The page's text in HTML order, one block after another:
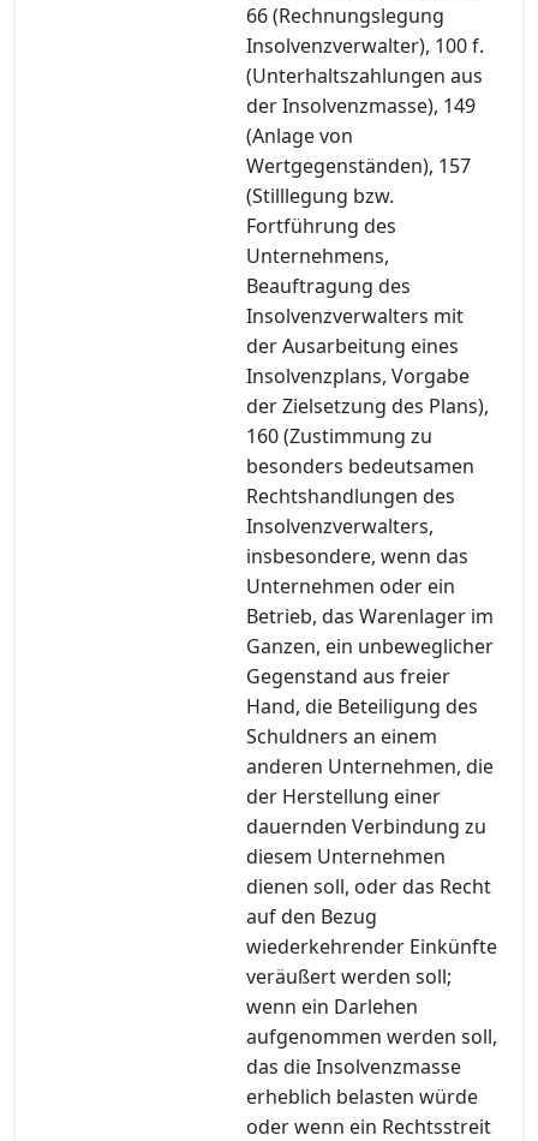
66 (Rechnungslegung
Insolvenzverwalter), 100 f.
(Unterhaltszahlungen aus
der Insolvenzmasse), 149
(Anlage von
Wertgegenständen), 157
(Stilllegung bzw.
Fortführung des
Unternehmens,
Beauftragung des
Insolvenzverwalters mit
der Ausarbeitung eines
Insolvenzplans, Vorgabe
der Zielsetzung des Plans),
160 (Zustimmung zu
besonders bedeutsamen
Rechtshandlungen des
Insolvenzverwalters,
insbesondere, wenn das
Unternehmen oder ein
Betrieb, das Warenlager im
Ganzen, ein unbeweglicher
Gegenstand aus freier
Hand, die Beteiligung des
Schuldners an einem
anderen Unternehmen, die
der Herstellung einer
dauernden Verbindung zu
diesem Unternehmen
dienen soll, oder das Recht
auf den Bezug
wiederkehrender Einkünfte
veräußert werden soll;
wenn ein Darlehen
aufgenommen werden soll,
das die Insolvenzmasse
erheblich belasten würde
oder wenn ein Rechtsstreit